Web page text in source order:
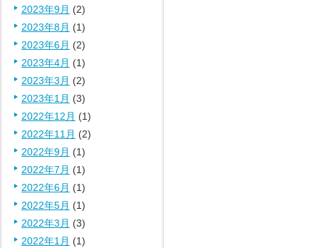
2023年9月 (2)
2023年8月 (1)
2023年6月 (2)
2023年4月 (1)
2023年3月 (2)
2023年1月 (3)
2022年12月 (1)
2022年11月 (2)
2022年9月 (1)
2022年7月 (1)
2022年6月 (1)
2022年5月 (1)
2022年3月 (3)
2022年1月 (1)